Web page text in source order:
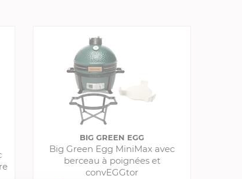
BIG GREEN EGG
Big Green Egg MiniMax avec
berceau à poignées et
convEGGtor